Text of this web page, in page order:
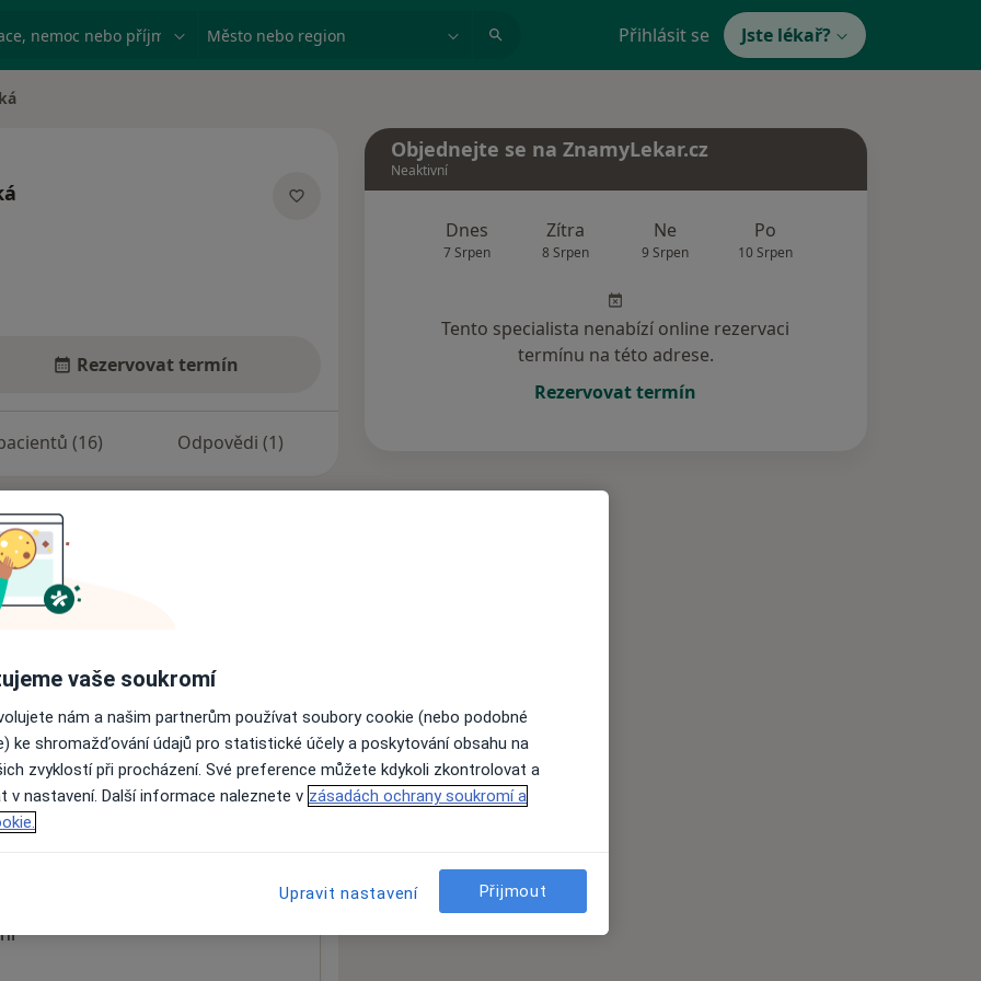
nemoc nebo příjmení Město nebo region Přihlásit se Jste lékař?
Rezervovat termín
(16) Odpovědi (1)
nejsou k dispozici
informace o svých službách.
262 72
Objednejte se na ZnamyLekar.cz
Neaktivní
Dnes
7 Srpen
Zítra
8 Srpen
Ne
9 Srpen
Po
10 Srpen
Tento specialista nenabízí online rezervaci
termínu na této adrese.
Rezervovat termín
vaše soukromí
nám a našim partnerům používat soubory cookie (nebo podobné
ke shromažďování údajů pro statistické účely a poskytování obsahu na
zvyklostí při procházení. Své preference můžete kdykoli zkontrolovat a
v nastavení. Další informace naleznete v zásadách ochrany soukromí a
Upravit nastavení Přijmout